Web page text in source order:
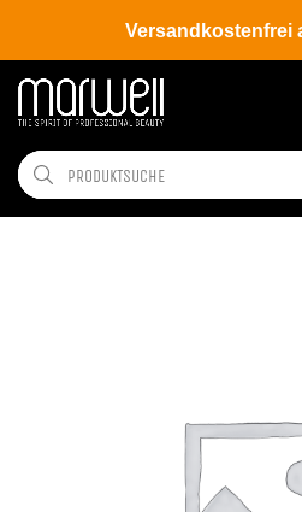
Versandkostenfrei
Shop Hair Coloration